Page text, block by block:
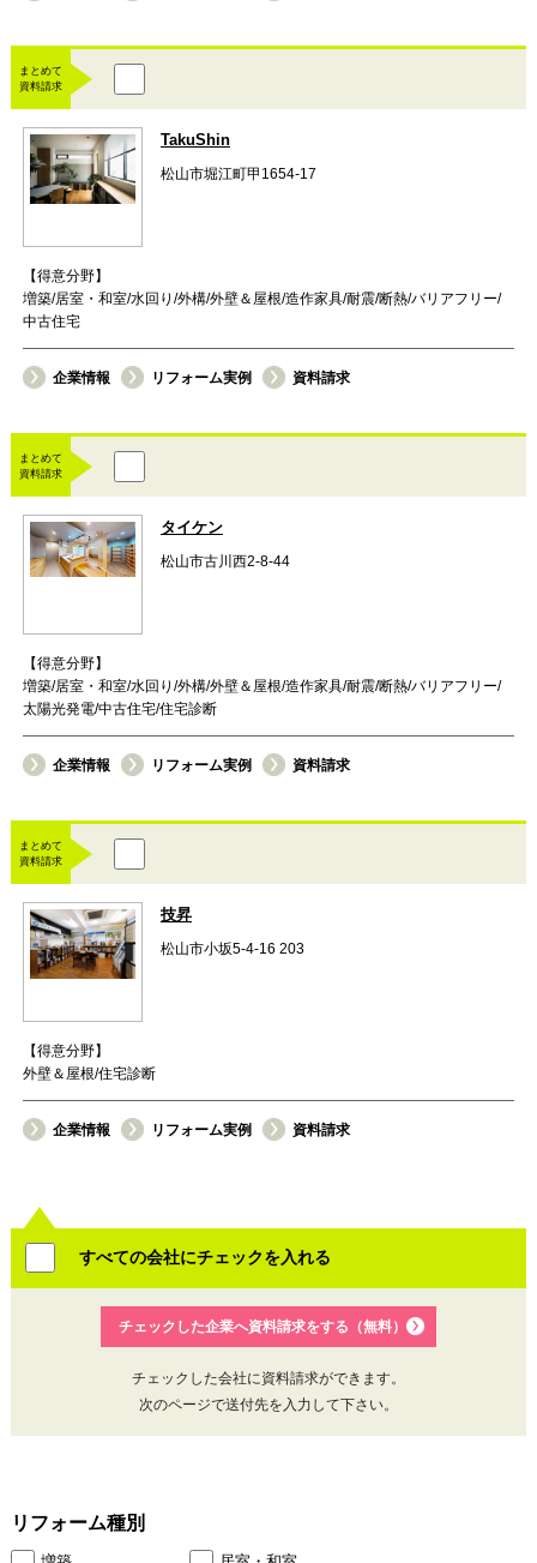
まとめて
資料請求
TakuShin
松山市堀江町甲1654-17
【得意分野】
増築/居室・和室/水回り/外構/外壁＆屋根/造作家具/耐震/断熱/バリアフリー/
中古住宅
企業情報 リフォーム実例 資料請求
まとめて
資料請求
タイケン
松山市古川西2-8-44
【得意分野】
増築/居室・和室/水回り/外構/外壁＆屋根/造作家具/耐震/断熱/バリアフリー/
太陽光発電/中古住宅/住宅診断
企業情報 リフォーム実例 資料請求
まとめて
資料請求
技昇
松山市小坂5-4-16 203
【得意分野】
外壁＆屋根/住宅診断
企業情報 リフォーム実例 資料請求
すべての会社にチェックを入れる
チェックした企業へ資料請求をする（無料）
チェックした会社に資料請求ができます。
次のページで送付先を入力して下さい。
リフォーム種別